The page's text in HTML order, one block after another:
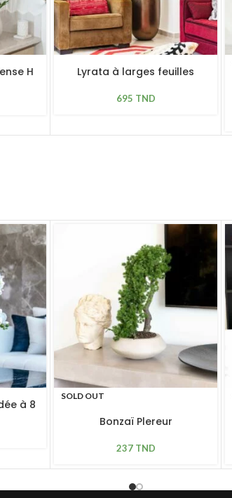
H
Lyrata à larges feuilles
695 TND
à 8
SOLD OUT
Bonzaï Plereur
237 TND